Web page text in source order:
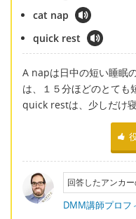
cat nap
quick rest
A napは日中の短い睡眠
は、１５分ほどのとても
quick restは、少しだけ
回答したアンカー
DMM講師プロフ